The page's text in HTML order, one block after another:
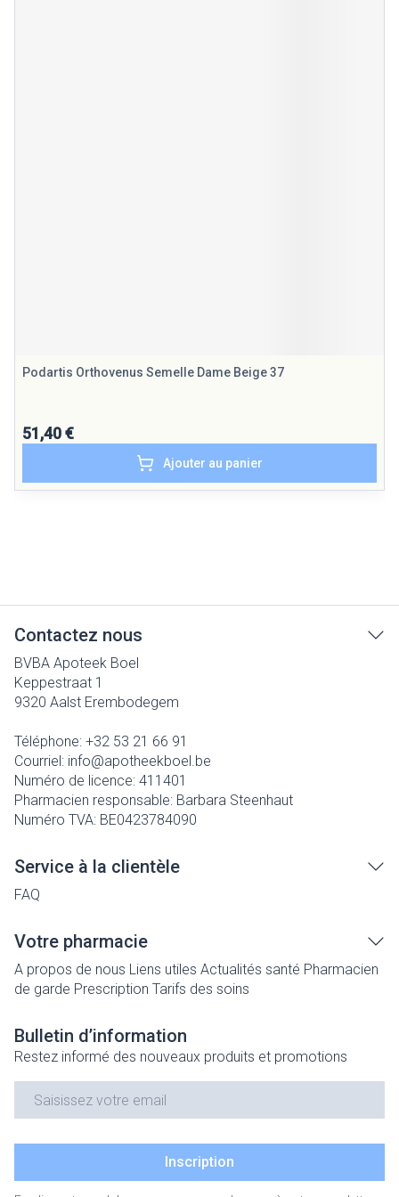
Podartis Orthovenus Semelle Dame Beige 37
51,40 €
Ajouter au panier
Contactez nous
BVBA Apoteek Boel
Keppestraat 1
9320 Aalst Erembodegem
Téléphone: +32 53 21 66 91
Courriel: info@apotheekboel.be
Numéro de licence: 411401
Pharmacien responsable: Barbara Steenhaut
Numéro TVA: BE0423784090
Service à la clientèle
FAQ
Votre pharmacie
A propos de nous Liens utiles Actualités santé Pharmacien
de garde Prescription Tarifs des soins
Bulletin d’information
Restez informé des nouveaux produits et promotions
Inscription